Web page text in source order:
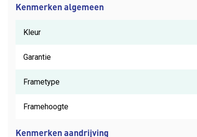
Kenmerken algemeen
Kleur
Garantie
Frametype
Framehoogte
Kenmerken aandrijving